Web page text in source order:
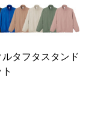
ルタフタスタンド